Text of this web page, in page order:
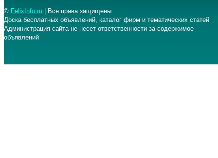
© FelixInfo.ru | Все права защищены
Доска бесплатных объявлений, каталог фирм и тематических статей
Администрация сайта не несет ответственности за содержимое
объявлений